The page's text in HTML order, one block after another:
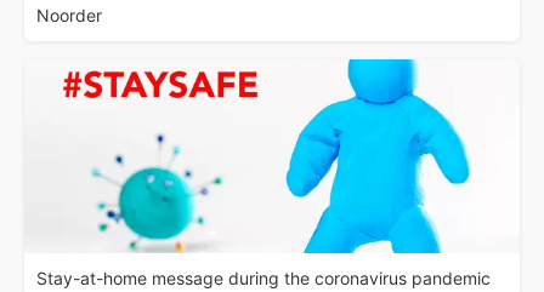
Noorder
Stay-at-home message during the coronavirus pandemic